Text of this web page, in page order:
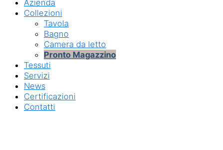
Azienda
Collezioni
Tavola
Bagno
Camera da letto
Pronto Magazzino
Tessuti
Servizi
News
Certificazioni
Contatti